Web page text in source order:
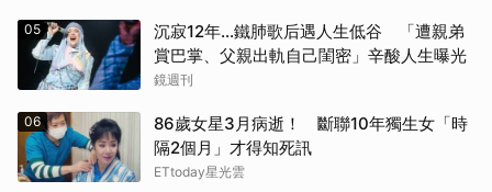
05
沉寂12年…鐵肺歌后遇人生低谷 「遭親弟
賞巴掌、父親出軌自己閨密」辛酸人生曝光
鏡週刊
06
86歲女星3月病逝！ 斷聯10年獨生女「時
隔2個月」才得知死訊
ETtoday星光雲